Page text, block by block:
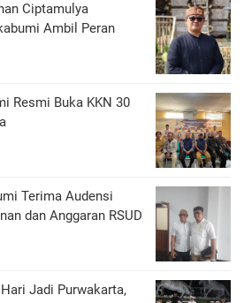
Ciptamulya
Ambil Peran
Resmi Buka KKN 30
Terima Audensi
dan Anggaran RSUD
Jadi Purwakarta,